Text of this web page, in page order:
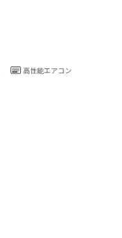
高性能エアコン